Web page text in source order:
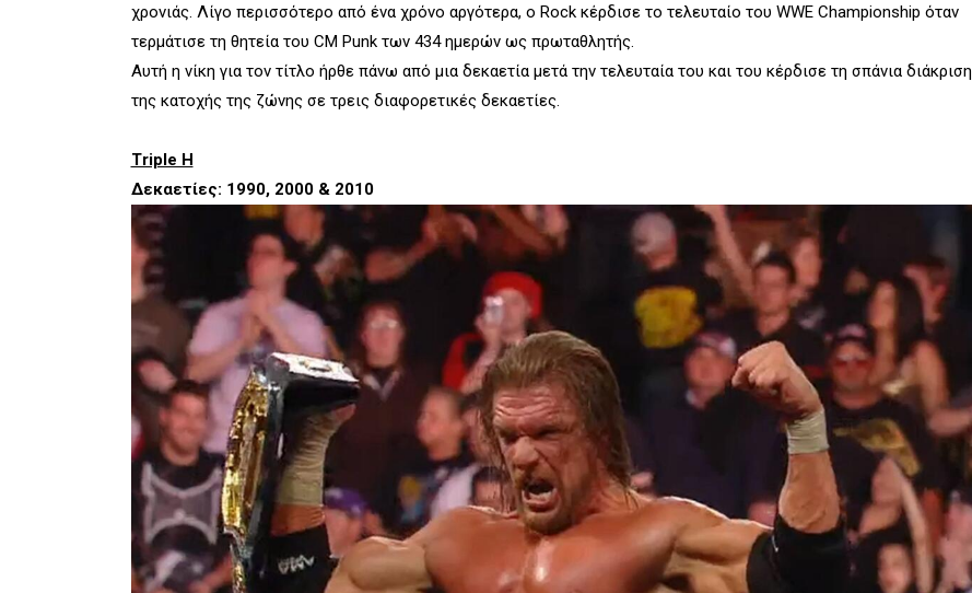
χρονιάς. Λίγο περισσότερο από ένα χρόνο αργότερα, ο Rock κέρδισε το τελευταίο του WWE Championship όταν
τερμάτισε τη θητεία του CM Punk των 434 ημερών ως πρωταθλητής.
Αυτή η νίκη για τον τίτλο ήρθε πάνω από μια δεκαετία μετά την τελευταία του και του κέρδισε τη σπάνια διάκριση
της κατοχής της ζώνης σε τρεις διαφορετικές δεκαετίες.
Triple H
Δεκαετίες: 1990, 2000 & 2010